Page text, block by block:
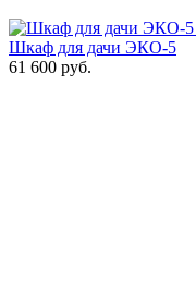
Шкаф для дачи ЭКО-5
61 600 руб.